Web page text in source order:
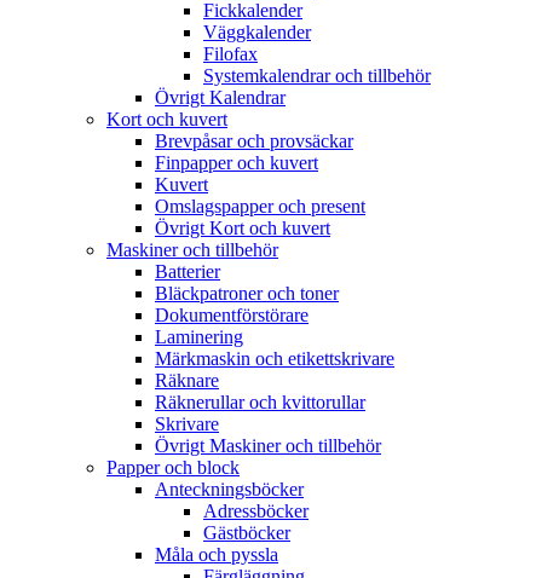
Fickkalender
Väggkalender
Filofax
Systemkalendrar och tillbehör
Övrigt Kalendrar
Kort och kuvert
Brevpåsar och provsäckar
Finpapper och kuvert
Kuvert
Omslagspapper och present
Övrigt Kort och kuvert
Maskiner och tillbehör
Batterier
Bläckpatroner och toner
Dokumentförstörare
Laminering
Märkmaskin och etikettskrivare
Räknare
Räknerullar och kvittorullar
Skrivare
Övrigt Maskiner och tillbehör
Papper och block
Anteckningsböcker
Adressböcker
Gästböcker
Måla och pyssla